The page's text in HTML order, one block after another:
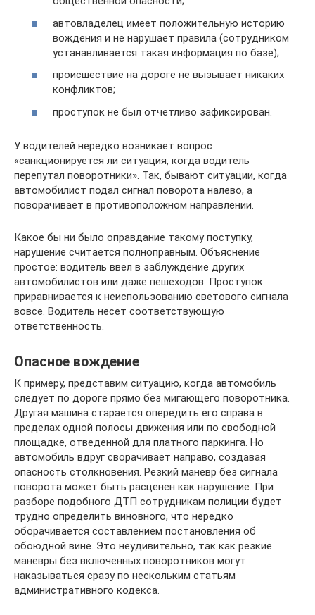
автовладелец имеет положительную историю
вождения и не нарушает правила (сотрудником
устанавливается такая информация по базе);
происшествие на дороге не вызывает никаких
конфликтов;
проступок не был отчетливо зафиксирован.
У водителей нередко возникает вопрос
«санкционируется ли ситуация, когда водитель
перепутал поворотники». Так, бывают ситуации, когда
автомобилист подал сигнал поворота налево, а
поворачивает в противоположном направлении.
Какое бы ни было оправдание такому поступку,
нарушение считается полноправным. Объяснение
простое: водитель ввел в заблуждение других
автомобилистов или даже пешеходов. Проступок
приравнивается к неиспользованию светового сигнала
вовсе. Водитель несет соответствующую
ответственность.
Опасное вождение
К примеру, представим ситуацию, когда автомобиль
следует по дороге прямо без мигающего поворотника.
Другая машина старается опередить его справа в
пределах одной полосы движения или по свободной
площадке, отведенной для платного паркинга. Но
автомобиль вдруг сворачивает направо, создавая
опасность столкновения. Резкий маневр без сигнала
поворота может быть расценен как нарушение. При
разборе подобного ДТП сотрудникам полиции будет
трудно определить виновного, что нередко
оборачивается составлением постановления об
обоюдной вине. Это неудивительно, так как резкие
маневры без включенных поворотников могут
наказываться сразу по нескольким статьям
административного кодекса.